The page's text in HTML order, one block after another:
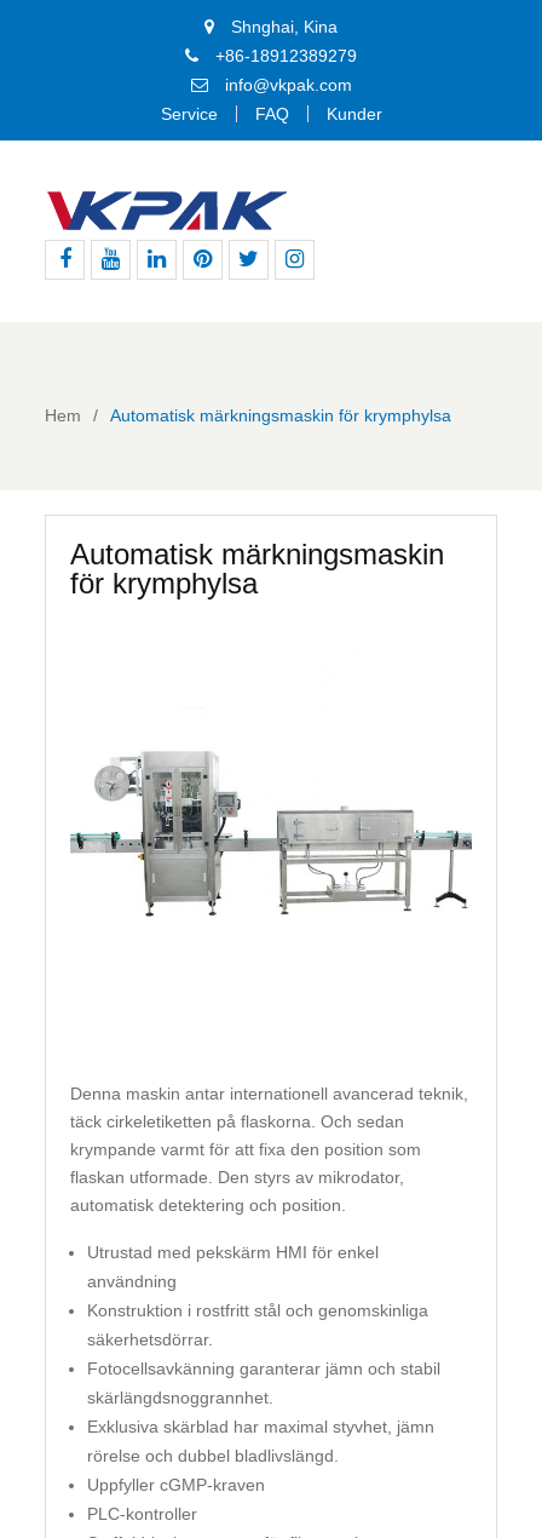
Shnghai, Kina
+86-18912389279
info@vkpak.com
Service
FAQ Kunder
Hem Automatisk märkningsmaskin för krymphylsa
Automatisk märkningsmaskin
för krymphylsa
Denna maskin antar internationell avancerad teknik,
täck cirkeletiketten på flaskorna. Och sedan
krympande varmt för att fixa den position som
flaskan utformade. Den styrs av mikrodator,
automatisk detektering och position.
Utrustad med pekskärm HMI för enkel
användning
Konstruktion i rostfritt stål och genomskinliga
säkerhetsdörrar.
Fotocellsavkänning garanterar jämn och stabil
skärlängdsnoggrannhet.
Exklusiva skärblad har maximal styvhet, jämn
rörelse och dubbel bladlivslängd.
Uppfyller cGMP-kraven
PLC-kontroller